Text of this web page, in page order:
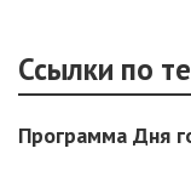
Ссылки по
Программа Дня